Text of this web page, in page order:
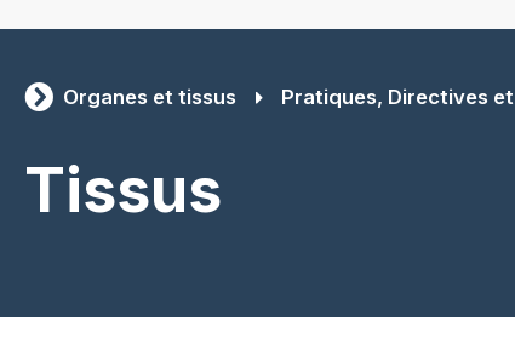
Organes et tissus Pratiques, Directives
Tissus